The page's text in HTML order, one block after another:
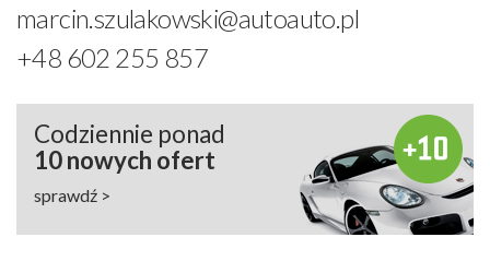
marcin.szulakowski@autoauto.pl
+48 602 255 857
Codziennie ponad
10 nowych ofert
sprawdź >